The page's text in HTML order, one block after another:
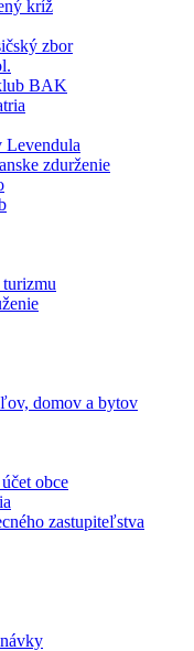
kríž
zbor
BAK
Levendula
zdurženie
domov a bytov
obce
zastupiteľstva